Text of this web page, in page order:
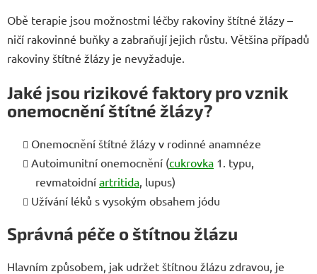
Obě terapie jsou možnostmi léčby rakoviny štítné žlázy –
ničí rakovinné buňky a zabraňují jejich růstu. Většina případů
rakoviny štítné žlázy je nevyžaduje.
Jaké jsou rizikové faktory pro vznik
onemocnění štítné žlázy?
Onemocnění štítné žlázy v rodinné anamnéze
Autoimunitní onemocnění (cukrovka 1. typu,
revmatoidní artritida , lupus)
Užívání léků s vysokým obsahem jódu
Správná péče o štítnou žlázu
Hlavním způsobem, jak udržet štítnou žlázu zdravou, je